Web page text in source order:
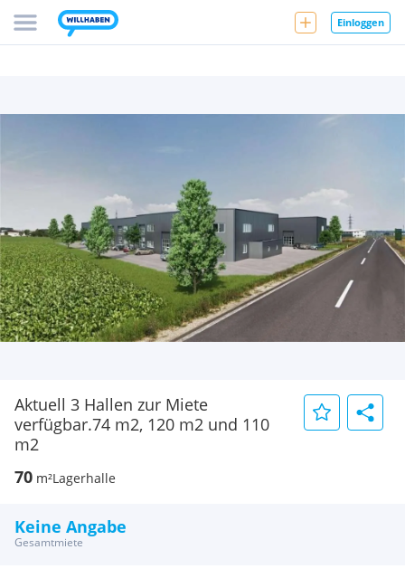
Einloggen
Aktuell 3 Hallen zur Miete
verfügbar.74 m2, 120 m2 und 110
m2
70 m²Lagerhalle
Keine Angabe
Gesamtmiete